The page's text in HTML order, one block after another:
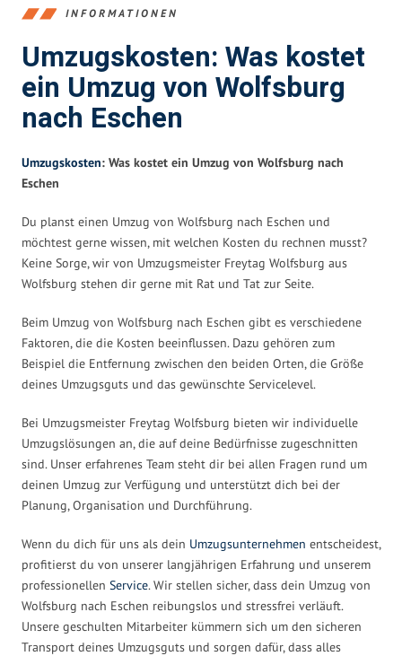
INFORMATIONEN
Umzugskosten: Was kostet
ein Umzug von Wolfsburg
nach Eschen
Umzugskosten: Was kostet ein Umzug von Wolfsburg nach
Eschen
Du planst einen Umzug von Wolfsburg nach Eschen und
möchtest gerne wissen, mit welchen Kosten du rechnen musst?
Keine Sorge, wir von Umzugsmeister Freytag Wolfsburg aus
Wolfsburg stehen dir gerne mit Rat und Tat zur Seite.
Beim Umzug von Wolfsburg nach Eschen gibt es verschiedene
Faktoren, die die Kosten beeinflussen. Dazu gehören zum
Beispiel die Entfernung zwischen den beiden Orten, die Größe
deines Umzugsguts und das gewünschte Servicelevel.
Bei Umzugsmeister Freytag Wolfsburg bieten wir individuelle
Umzugslösungen an, die auf deine Bedürfnisse zugeschnitten
sind. Unser erfahrenes Team steht dir bei allen Fragen rund um
deinen Umzug zur Verfügung und unterstützt dich bei der
Planung, Organisation und Durchführung.
Wenn du dich für uns als dein Umzugsunternehmen entscheidest,
profitierst du von unserer langjährigen Erfahrung und unserem
professionellen Service. Wir stellen sicher, dass dein Umzug von
Wolfsburg nach Eschen reibungslos und stressfrei verläuft.
Unsere geschulten Mitarbeiter kümmern sich um den sicheren
Transport deines Umzugsguts und sorgen dafür, dass alles